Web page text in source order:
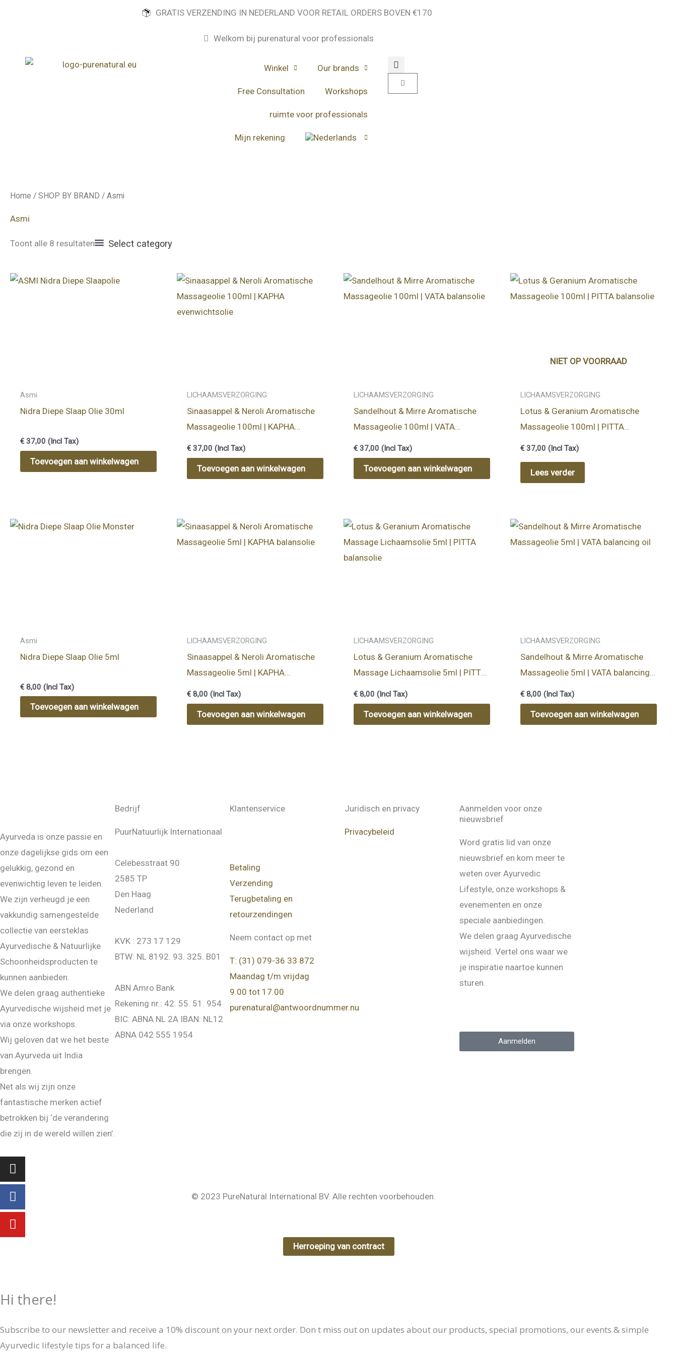
GRATIS VERZENDING IN NEDERLAND VOOR RETAIL ORDERS BOVEN €170
Welkom bij purenatural voor professionals
Winkel Our brands
Free Consultation Workshops
ruimte voor professionals
Mijn rekening
Winkelwagen
Home / SHOP BY BRAND / Asmi
Asmi
Toont alle 8 resultaten Select category
Asmi
Nidra Diepe Slaap Olie 30ml
€ 37,00 (Incl Tax)
Toevoegen aan winkelwagen
LICHAAMSVERZORGING
Sinaasappel & Neroli Aromatische
Massageolie 100ml | KAPHA
evenwichtsolie
€ 37,00 (Incl Tax)
Toevoegen aan winkelwagen
LICHAAMSVERZORGING
Sandelhout & Mirre Aromatische
Massageolie 100ml | VATA
balansolie
€ 37,00 (Incl Tax)
Toevoegen aan winkelwagen
NIET OP VOORRAAD
LICHAAMSVERZORGING
Lotus & Geranium Aromatische
Massageolie 100ml | PITTA
balansolie
€ 37,00 (Incl Tax)
Lees verder
Asmi
Nidra Diepe Slaap Olie 5ml
€ 8,00 (Incl Tax)
Toevoegen aan winkelwagen
LICHAAMSVERZORGING
Sinaasappel & Neroli Aromatische
Massageolie 5ml | KAPHA
balansolie
€ 8,00 (Incl Tax)
Toevoegen aan winkelwagen
LICHAAMSVERZORGING
Lotus & Geranium Aromatische
Massage Lichaamsolie 5ml | PITTA
balansolie
€ 8,00 (Incl Tax)
Toevoegen aan winkelwagen
LICHAAMSVERZORGING
Sandelhout & Mirre Aromatische
Massageolie 5ml | VATA balancing
€ 8,00 (Incl Tax)
Toevoegen aan winkelwagen
Ayurveda is onze passie en
onze dagelijkse gids om een
gelukkig, gezond en
evenwichtig leven te leiden.
We zijn verheugd je een
vakkundig samengestelde
collectie van eersteklas
Ayurvedische & Natuurlijke
Schoonheidsproducten te
kunnen aanbieden.
We delen graag authentieke
Ayurvedische wijsheid met je
via onze workshops.
Wij geloven dat we het beste
van Ayurveda uit India
brengen.
Net als wij zijn onze
fantastische merken actief
betrokken bij ‘de verandering
die zij in de wereld willen zien’.
Bedrijf
PuurNatuurlijk Internationaal
Celebesstraat 90
2585 TP
Den Haag
Nederland
KVK : 273 17 129
BTW: NL 8192. 93. 325. B01
ABN Amro Bank
Rekening nr.: 42. 55. 51. 954
BIC: ABNA NL 2A IBAN: NL12
ABNA 042 555 1954
Klantenservice
Betaling
Verzending
Terugbetaling en
retourzendingen
Neem contact op met
T: (31) 079-36 33 872
Maandag t/m vrijdag
9.00 tot 17.00
purenatural@antwoordnummer.nu
Juridisch en privacy
Privacybeleid
Aanmelden voor onze
nieuwsbrief
Word gratis lid van onze
nieuwsbrief en kom meer te
weten over Ayurvedic
Lifestyle, onze workshops &
evenementen en onze
speciale aanbiedingen.
We delen graag Ayurvedische
wijsheid. Vertel ons waar we
je inspiratie naartoe kunnen
sturen.
Aanmelden
Instagram
Facebook-
f
Youtube
© 2023 PureNatural International BV. Alle rechten voorbehouden.
Herroeping van contract
Hi there!
Subscribe to our newsletter and receive a 10% discount on your next order. Don t miss out on updates about our products, special promotions, our events & simple
Ayurvedic lifestyle tips for a balanced life.